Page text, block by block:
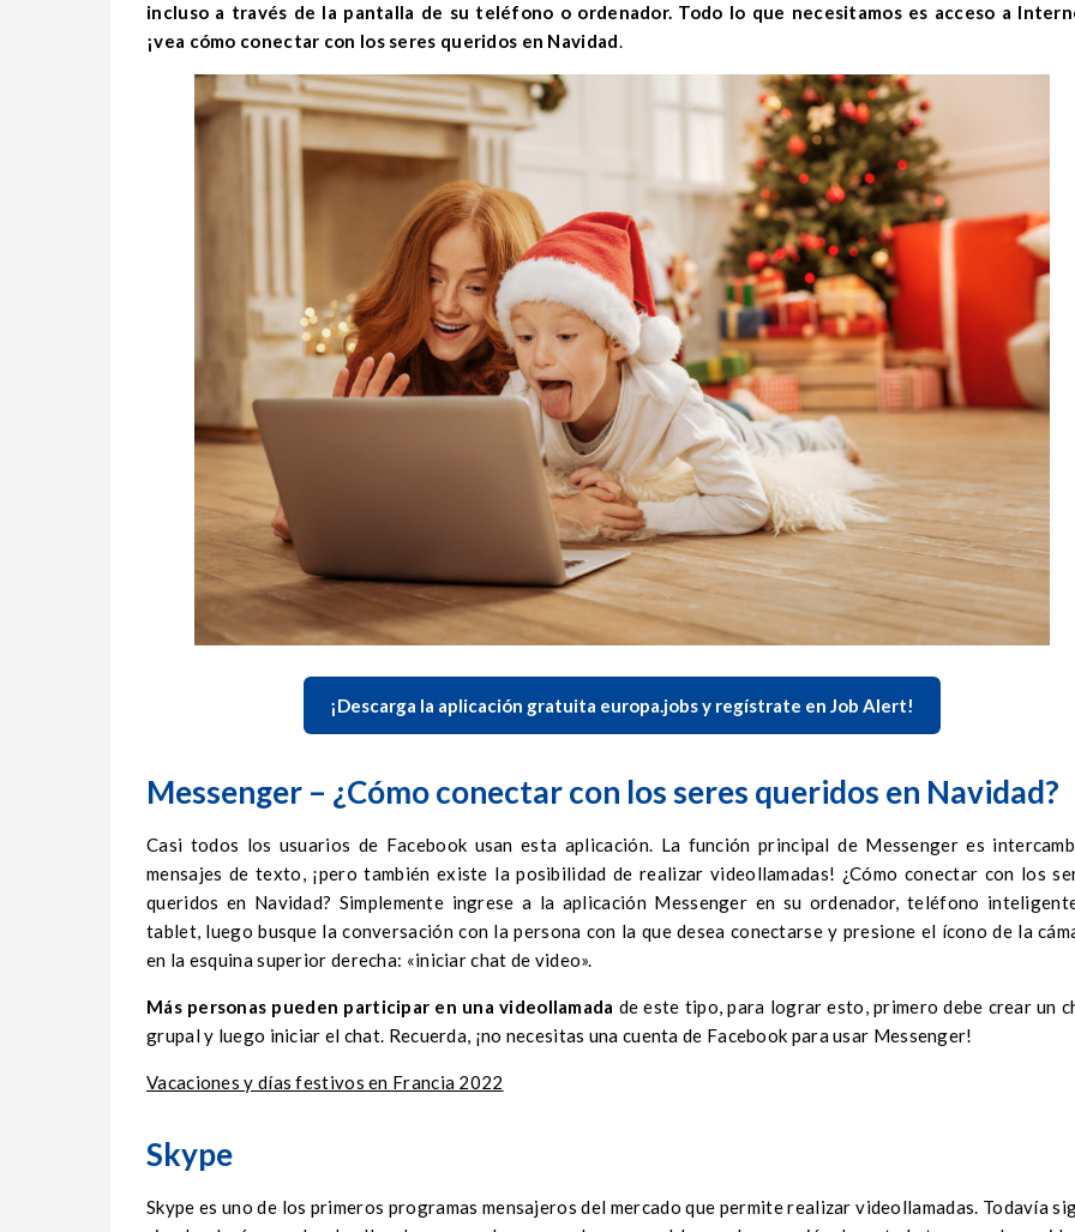
incluso a través de la pantalla de su teléfono o ordenador. Todo lo que necesitamos es acceso a
¡vea cómo conectar con los seres queridos en Navidad.
¡Descarga la aplicación gratuita europa.jobs y regístrate en Job Alert!
Messenger – ¿Cómo conectar con los seres queridos en Navidad?
Casi todos los usuarios de Facebook usan esta aplicación. La función principal de Messenger es
mensajes de texto, ¡pero también existe la posibilidad de realizar videollamadas! ¿Cómo conectar con los
queridos en Navidad? Simplemente ingrese a la aplicación Messenger en su ordenador, teléfono
tablet, luego busque la conversación con la persona con la que desea conectarse y presione el ícono de la
en la esquina superior derecha: «iniciar chat de video».
Más personas pueden participar en una videollamada de este tipo, para lograr esto, primero debe crear un
grupal y luego iniciar el chat. Recuerda, ¡no necesitas una cuenta de Facebook para usar Messenger!
Vacaciones y días festivos en Francia 2022
Skype
Skype es uno de los primeros programas mensajeros del mercado que permite realizar videollamadas. Todavía